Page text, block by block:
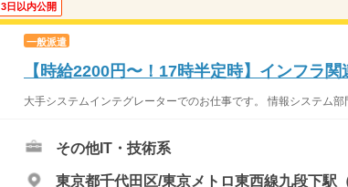
3日以内公開
一般派遣
【時給2200円〜！17時半定時】インフラ
大手システムインテグレーターでのお仕事です。 情報システム
その他IT・技術系
東京都千代田区/東京メトロ東西線九段下駅